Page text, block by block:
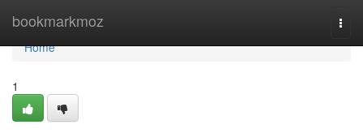
bookmarkmoz
Home
Home
1